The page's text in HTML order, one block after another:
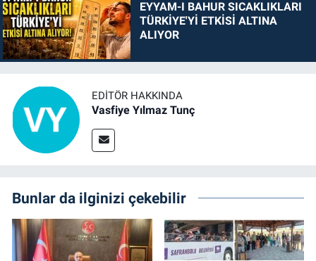
EYYAM-I BAHUR SICAKLIKLARI
TÜRKİYE'Yİ ETKİSİ ALTINA
ALIYOR
EDITÖR HAKKINDA
Vasfiye Yılmaz Tunç
Bunlar da ilginizi çekebilir